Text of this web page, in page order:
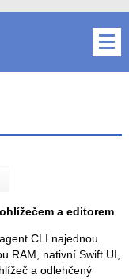
a editorem
CLI najednou.
RAM, nativní Swift UI,
a odlehčený